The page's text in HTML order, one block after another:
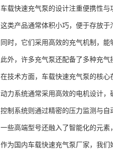
车载快速充气泵的设计注重便携性与
这类产品通常体积小巧，便于存放于
同时，它们采用高效的充气机制，
此外，许多充气泵还配备了多种充
在技术方面，车载快速充气泵的核心
动力系统通常采用高效的电机设计，
控制系统则通过精密的压力监测与自
一些高端型号还融入了智能化的元素
作为国内车载快速充气泵厂家，我们